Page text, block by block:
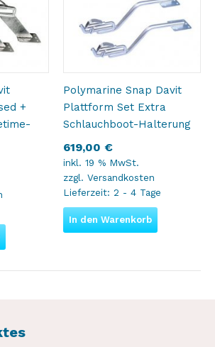
+
Polymarine Snap Davit
Plattform Set Extra
Schlauchboot-Halterung
619,00 €
inkl. 19 % MwSt.
zzgl. Versandkosten
Lieferzeit: 2 - 4 Tage
In den Warenkorb